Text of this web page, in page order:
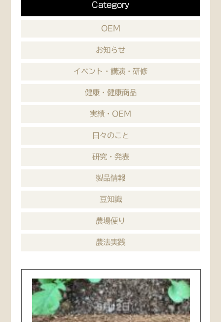
Category
OEM
お知らせ
イベント・講演・研修
健康・健康商品
実績・OEM
日々のこと
研究・発表
製品情報
豆知識
農場便り
農法実践